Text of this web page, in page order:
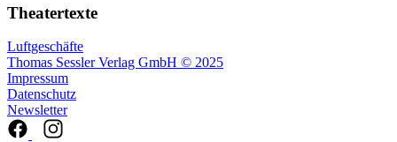
Theatertexte
Luftgeschäfte
Thomas Sessler Verlag GmbH © 2025
Impressum
Datenschutz
Newsletter